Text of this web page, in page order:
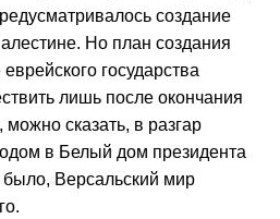
создание
Но план создания
государства
лишь после окончания
сказать, в разгар
в Белый дом президента
Версальский мир